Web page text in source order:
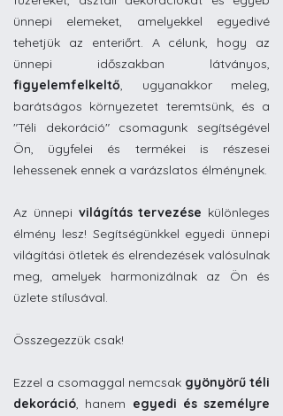
ünnepi elemeket, amelyekkel egyedivé
tehetjük az enteriőrt. A célunk, hogy az
ünnepi időszakban látványos,
figyelemfelkeltő, ugyanakkor meleg,
barátságos környezetet teremtsünk, és a
"Téli dekoráció" csomagunk segítségével
Ön, ügyfelei és termékei is részesei
lehessenek ennek a varázslatos élménynek.
Az ünnepi világítás tervezése különleges
élmény lesz! Segítségünkkel egyedi ünnepi
világítási ötletek és elrendezések valósulnak
meg, amelyek harmonizálnak az Ön és
üzlete stílusával.
Összegezzük csak!
Ezzel a csomaggal nemcsak gyönyörű téli
dekoráció, hanem egyedi és személyre